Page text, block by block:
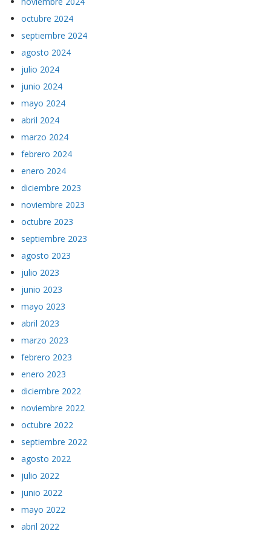
octubre 2024
septiembre 2024
agosto 2024
julio 2024
junio 2024
mayo 2024
abril 2024
marzo 2024
febrero 2024
enero 2024
diciembre 2023
noviembre 2023
octubre 2023
septiembre 2023
agosto 2023
julio 2023
junio 2023
mayo 2023
abril 2023
marzo 2023
febrero 2023
enero 2023
diciembre 2022
noviembre 2022
octubre 2022
septiembre 2022
agosto 2022
julio 2022
junio 2022
mayo 2022
abril 2022